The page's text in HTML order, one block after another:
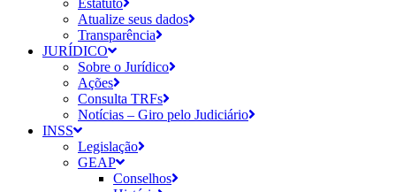
Estatuto
Atualize seus dados
Transparência
JURÍDICO
Sobre o Jurídico
Ações
Consulta TRFs
Notícias – Giro pelo Judiciário
INSS
Legislação
GEAP
Conselhos